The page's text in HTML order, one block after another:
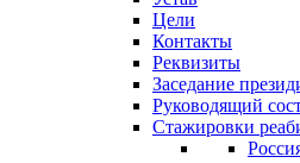
Цели
Контакты
Реквизиты
Заседание
Руководящий
Стажировки